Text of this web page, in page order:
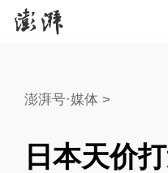
澎湃号·媒体 >
日本天价